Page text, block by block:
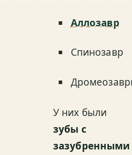
Аллозавр
Спинозавр
У них были
зубы с
зазубренными